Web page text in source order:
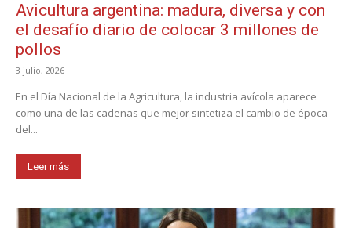
Avicultura argentina: madura, diversa y con
el desafío diario de colocar 3 millones de
pollos
3 julio, 2026
En el Día Nacional de la Agricultura, la industria avícola aparece
como una de las cadenas que mejor sintetiza el cambio de época
del...
Leer más